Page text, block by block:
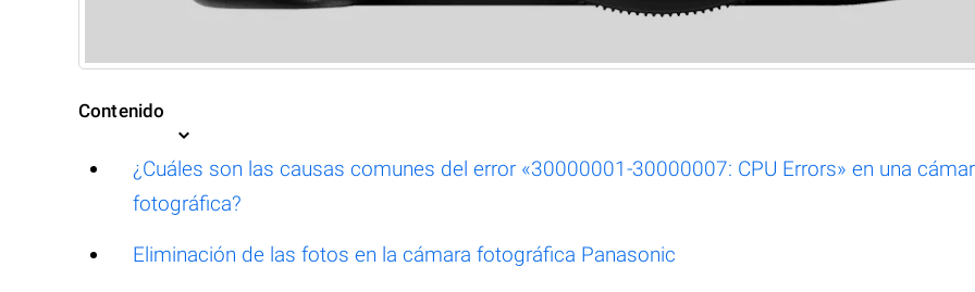
Contenido
¿Cuáles son las causas comunes del error «30000001-30000007: CPU Errors» en una
fotográfica?
Eliminación de las fotos en la cámara fotográfica Panasonic